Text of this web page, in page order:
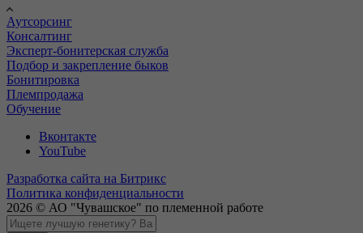
Аутсорсинг
Консалтинг
Эксперт-бонитерская служба
Подбор и закрепление быков
Бонитировка
Племпродажа
Обучение
Вконтакте
YouTube
Разработка сайта на Битрикс
Политика конфиденциальности
2026 © АО "Чувашское" по племенной работе